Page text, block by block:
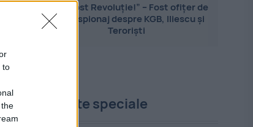
to
„Nu a fost Revoluție!” – Fost ofițer de
contraspionaj despre KGB, Iliescu și
Teroriști
Proiecte speciale